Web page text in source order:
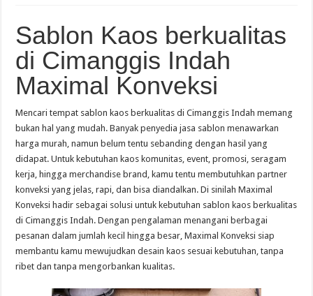
Sablon Kaos berkualitas
di Cimanggis Indah
Maximal Konveksi
Mencari tempat sablon kaos berkualitas di Cimanggis Indah memang
bukan hal yang mudah. Banyak penyedia jasa sablon menawarkan
harga murah, namun belum tentu sebanding dengan hasil yang
didapat. Untuk kebutuhan kaos komunitas, event, promosi, seragam
kerja, hingga merchandise brand, kamu tentu membutuhkan partner
konveksi yang jelas, rapi, dan bisa diandalkan. Di sinilah Maximal
Konveksi hadir sebagai solusi untuk kebutuhan sablon kaos berkualitas
di Cimanggis Indah. Dengan pengalaman menangani berbagai
pesanan dalam jumlah kecil hingga besar, Maximal Konveksi siap
membantu kamu mewujudkan desain kaos sesuai kebutuhan, tanpa
ribet dan tanpa mengorbankan kualitas.